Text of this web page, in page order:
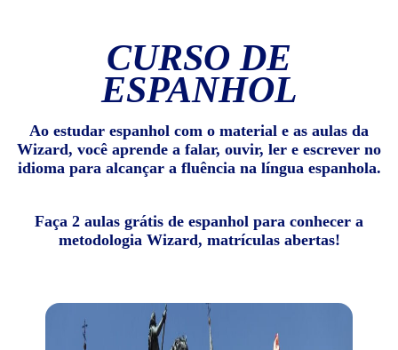
CURSO DE
ESPANHOL
Ao estudar espanhol com o material e as aulas da
Wizard, você aprende a falar, ouvir, ler e escrever no
idioma para alcançar a fluência na língua espanhola.
Faça 2 aulas grátis de espanhol para conhecer a
metodologia Wizard, matrículas abertas!